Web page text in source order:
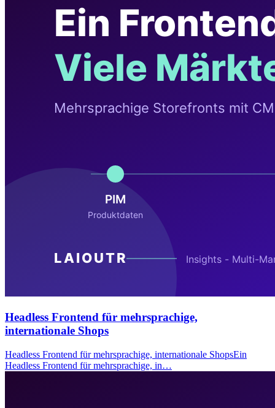
Headless Frontend für mehrsprachige,
internationale Shops
Headless Frontend für mehrsprachige, internationale ShopsEin
Headless Frontend für mehrsprachige, in…